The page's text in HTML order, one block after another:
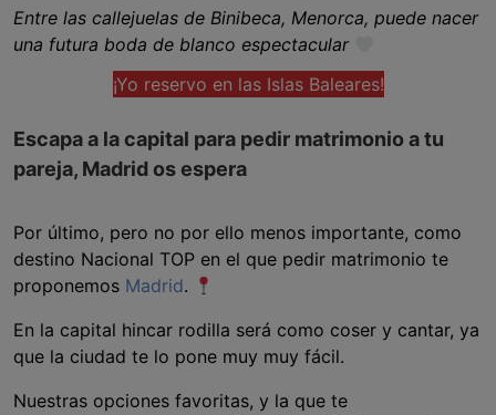
Entre las callejuelas de Binibeca, Menorca, puede nacer
una futura boda de blanco espectacular
¡Yo reservo en las Islas Baleares!
Escapa a la capital para pedir matrimonio a tu
pareja, Madrid os espera
Por último, pero no por ello menos importante, como
destino Nacional TOP en el que pedir matrimonio te
proponemos Madrid.
En la capital hincar rodilla será como coser y cantar, ya
que la ciudad te lo pone muy muy fácil.
Nuestras opciones favoritas, y la que te